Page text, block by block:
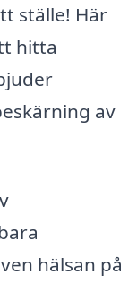
ställe! Här
hitta
av
hälsan på